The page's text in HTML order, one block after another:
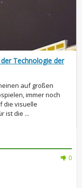
Technologie der
auf großen
immer noch
die visuelle
ist die ...
0